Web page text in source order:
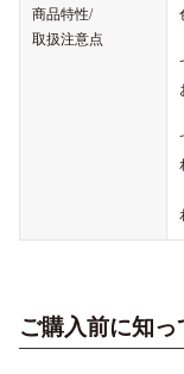
商品特性/
取扱注意点
ご購入前に知